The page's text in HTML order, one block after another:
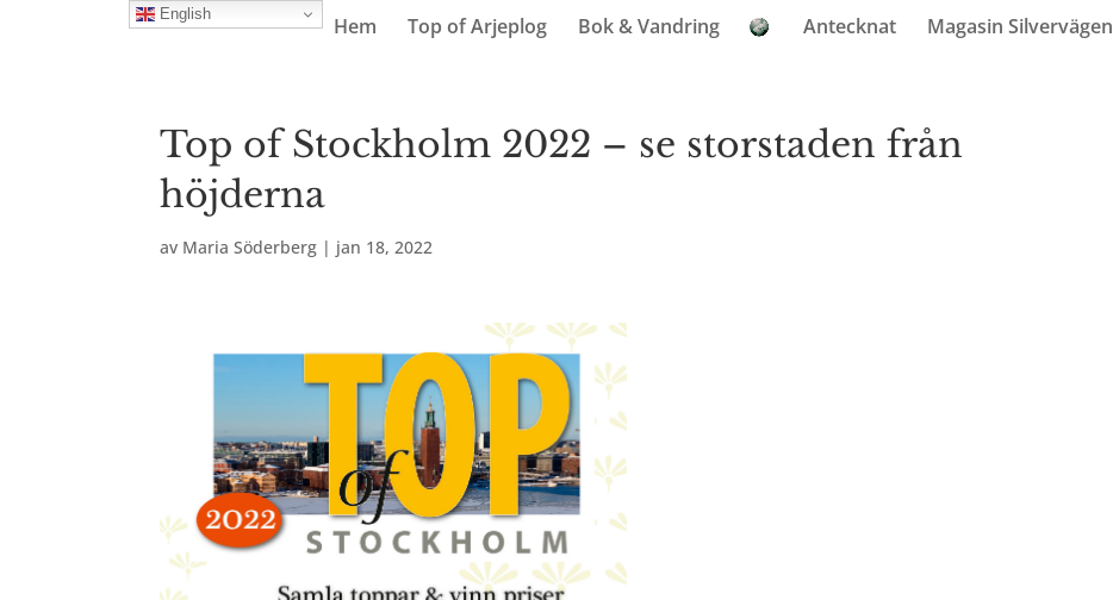
Hem Top of Arjeplog Bok & Vandring Antecknat Magasin Silvervägen
Top of Stockholm 2022 – se storstaden från
höjderna
av Maria Söderberg | jan 18, 2022
English